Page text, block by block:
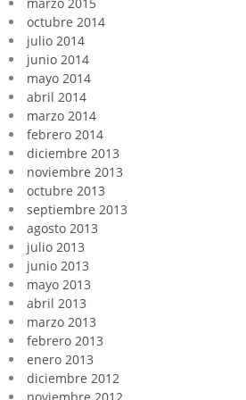
marzo 2015
octubre 2014
julio 2014
junio 2014
mayo 2014
abril 2014
marzo 2014
febrero 2014
diciembre 2013
noviembre 2013
octubre 2013
septiembre 2013
agosto 2013
julio 2013
junio 2013
mayo 2013
abril 2013
marzo 2013
febrero 2013
enero 2013
diciembre 2012